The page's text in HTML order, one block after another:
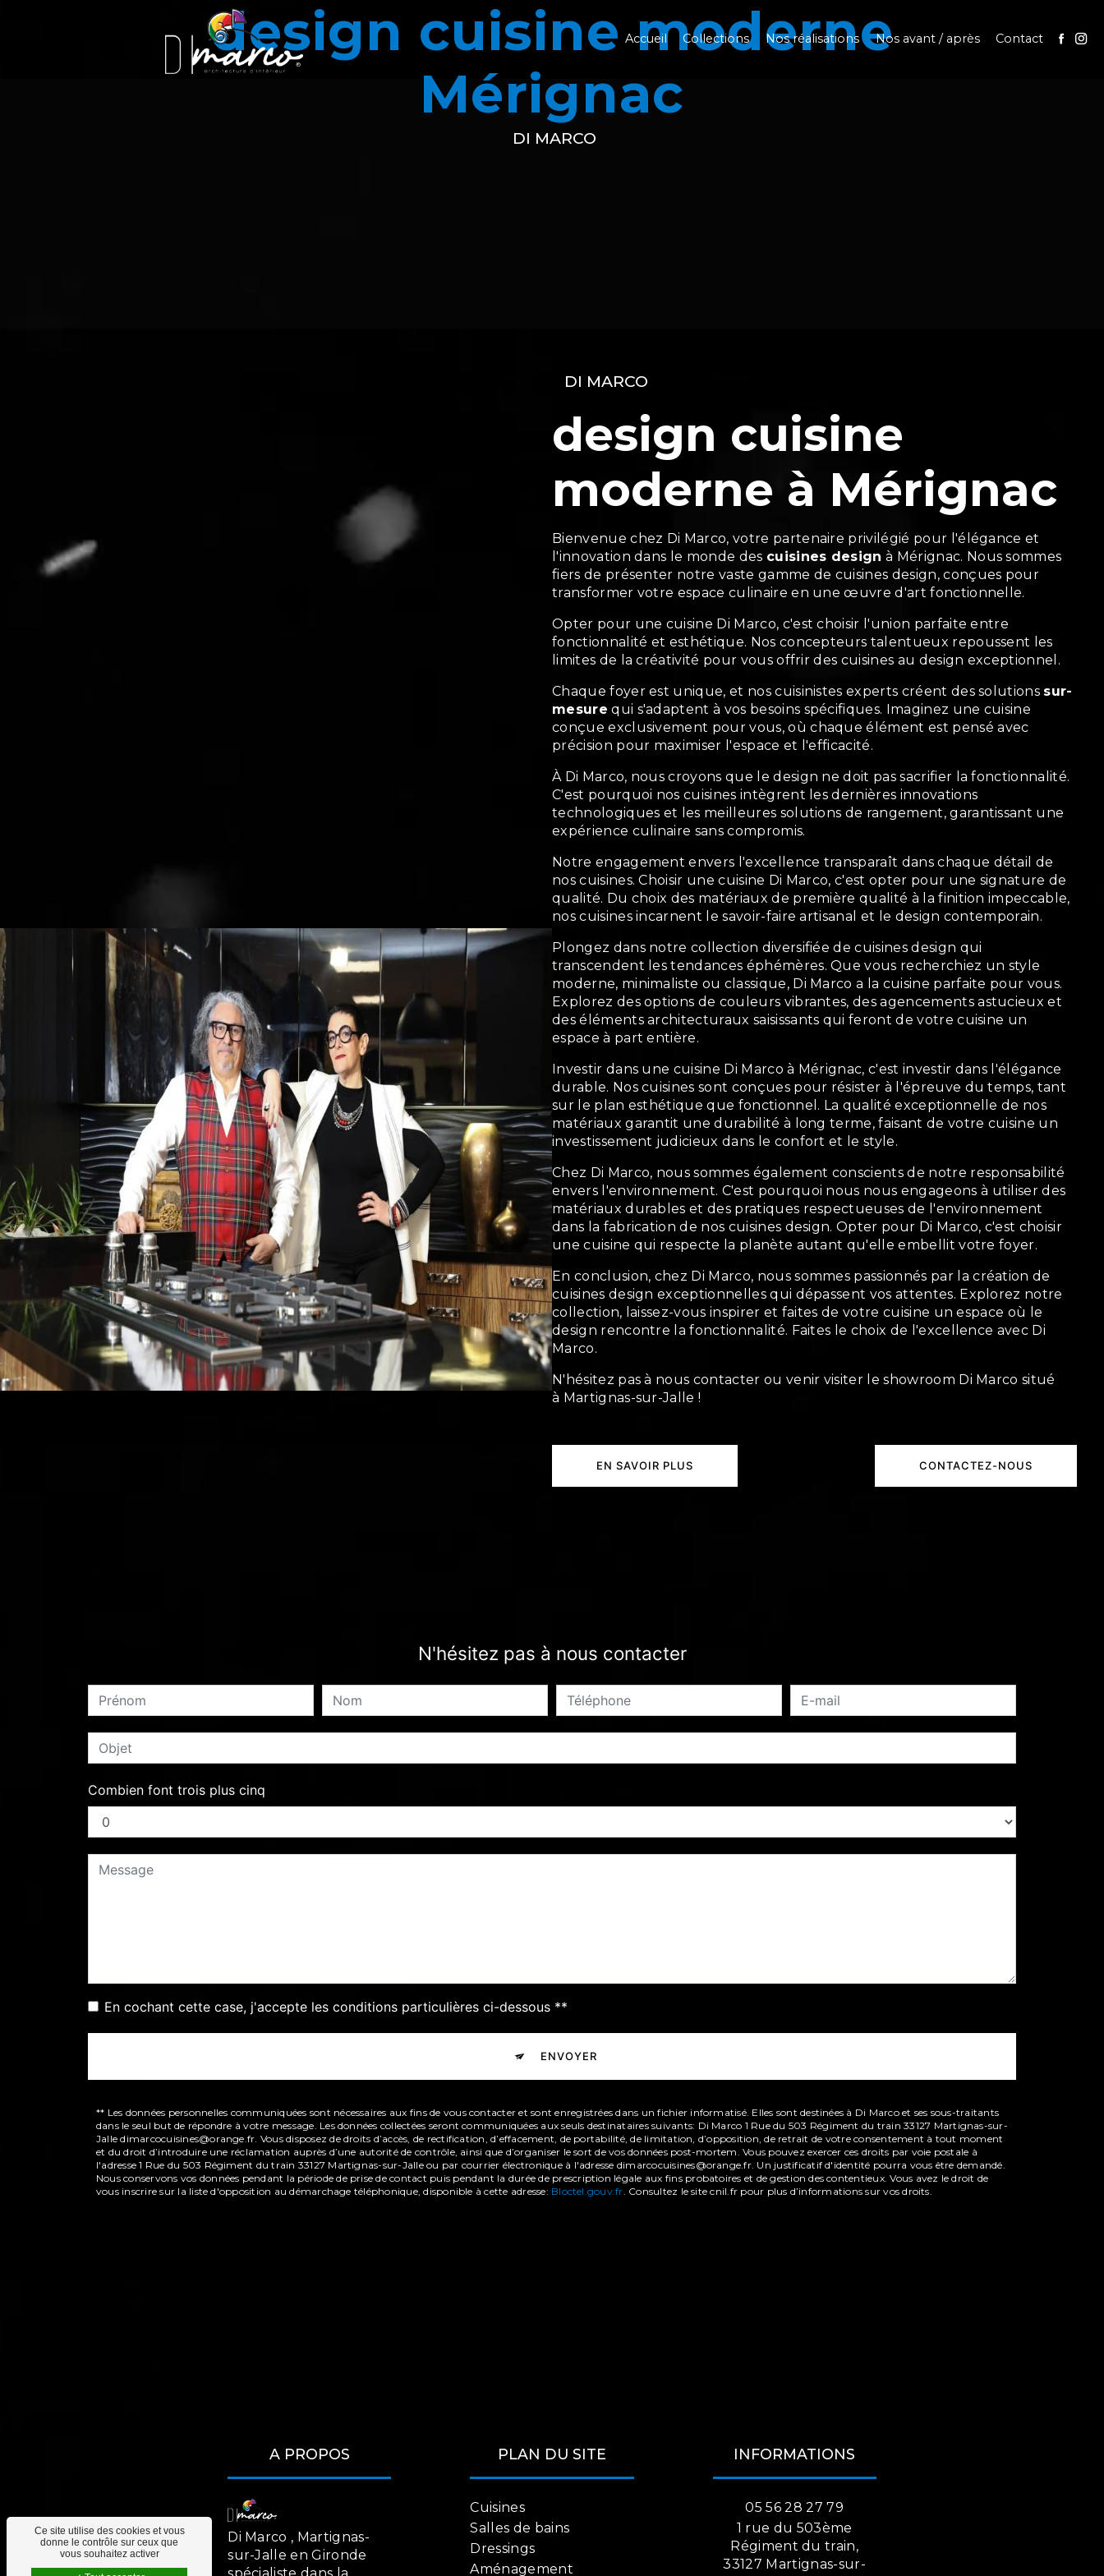
Accueil Collections Nos réalisations Nos avant / après Contact
design cuisine moderne
Mérignac
DI MARCO
DI MARCO
design cuisine
moderne à Mérignac
Bienvenue chez Di Marco, votre partenaire privilégié pour l'élégance et
l'innovation dans le monde des cuisines design à Mérignac. Nous sommes
fiers de présenter notre vaste gamme de cuisines design, conçues pour
transformer votre espace culinaire en une œuvre d'art fonctionnelle.
Opter pour une cuisine Di Marco, c'est choisir l'union parfaite entre
fonctionnalité et esthétique. Nos concepteurs talentueux repoussent les
limites de la créativité pour vous offrir des cuisines au design exceptionnel.
Chaque foyer est unique, et nos cuisinistes experts créent des solutions sur-
mesure qui s'adaptent à vos besoins spécifiques. Imaginez une cuisine
conçue exclusivement pour vous, où chaque élément est pensé avec
précision pour maximiser l'espace et l'efficacité.
À Di Marco, nous croyons que le design ne doit pas sacrifier la fonctionnalité.
C'est pourquoi nos cuisines intègrent les dernières innovations
technologiques et les meilleures solutions de rangement, garantissant une
expérience culinaire sans compromis.
Notre engagement envers l'excellence transparaît dans chaque détail de
nos cuisines. Choisir une cuisine Di Marco, c'est opter pour une signature de
qualité. Du choix des matériaux de première qualité à la finition impeccable,
nos cuisines incarnent le savoir-faire artisanal et le design contemporain.
Plongez dans notre collection diversifiée de cuisines design qui
transcendent les tendances éphémères. Que vous recherchiez un style
moderne, minimaliste ou classique, Di Marco a la cuisine parfaite pour vous.
Explorez des options de couleurs vibrantes, des agencements astucieux et
des éléments architecturaux saisissants qui feront de votre cuisine un
espace à part entière.
Investir dans une cuisine Di Marco à Mérignac, c'est investir dans l'élégance
durable. Nos cuisines sont conçues pour résister à l'épreuve du temps, tant
sur le plan esthétique que fonctionnel. La qualité exceptionnelle de nos
matériaux garantit une durabilité à long terme, faisant de votre cuisine un
investissement judicieux dans le confort et le style.
Chez Di Marco, nous sommes également conscients de notre responsabilité
envers l'environnement. C'est pourquoi nous nous engageons à utiliser des
matériaux durables et des pratiques respectueuses de l'environnement
dans la fabrication de nos cuisines design. Opter pour Di Marco, c'est choisir
une cuisine qui respecte la planète autant qu'elle embellit votre foyer.
En conclusion, chez Di Marco, nous sommes passionnés par la création de
cuisines design exceptionnelles qui dépassent vos attentes. Explorez notre
collection, laissez-vous inspirer et faites de votre cuisine un espace où le
design rencontre la fonctionnalité. Faites le choix de l'excellence avec Di
Marco.
N'hésitez pas à nous contacter ou venir visiter le showroom Di Marco situé
à Martignas-sur-Jalle !
EN SAVOIR PLUS CONTACTEZ-NOUS
N'hésitez pas à nous contacter
Combien font trois plus cinq
En cochant cette case, j'accepte les conditions particulières ci-dessous **
ENVOYER
** Les données personnelles communiquées sont nécessaires aux fins de vous contacter et sont enregistrées dans un fichier informatisé. Elles sont destinées à Di Marco et ses sous-traitants
dans le seul but de répondre à votre message. Les données collectées seront communiquées aux seuls destinataires suivants: Di Marco 1 Rue du 503 Régiment du train 33127 Martignas-sur-
Jalle dimarcocuisines@orange.fr. Vous disposez de droits d’accès, de rectification, d’effacement, de portabilité, de limitation, d’opposition, de retrait de votre consentement à tout moment
et du droit d’introduire une réclamation auprès d’une autorité de contrôle, ainsi que d’organiser le sort de vos données post-mortem. Vous pouvez exercer ces droits par voie postale à
l'adresse 1 Rue du 503 Régiment du train 33127 Martignas-sur-Jalle ou par courrier électronique à l'adresse dimarcocuisines@orange.fr. Un justificatif d'identité pourra vous être demandé.
Nous conservons vos données pendant la période de prise de contact puis pendant la durée de prescription légale aux fins probatoires et de gestion des contentieux. Vous avez le droit de
vous inscrire sur la liste d'opposition au démarchage téléphonique, disponible à cette adresse: Bloctel.gouv.fr. Consultez le site cnil.fr pour plus d’informations sur vos droits.
A PROPOS
Di Marco , Martignas-
sur-Jalle en Gironde
PLAN DU SITE
Cuisines
Salles de bains
Dressings
Aménagement
INFORMATIONS
05 56 28 27 79
1 rue du 503ème
Régiment du train,
33127 Martignas-sur-
Ce site utilise des cookies et vous
donne le contrôle sur ceux que
vous souhaitez activer